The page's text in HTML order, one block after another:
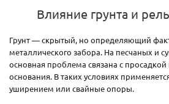
Влияние грунта и
Грунт — скрытый, но определяющий
металлического забора. На песчаных и
основная проблема связана с
основания. В таких условиях
уширением или свайные опоры.